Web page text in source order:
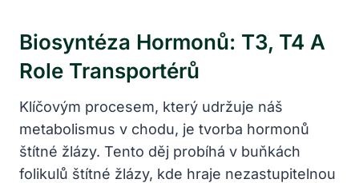
Biosyntéza Hormonů: T3, T4 A
Role Transportérů
Klíčovým procesem, který udržuje náš
metabolismus v chodu, je tvorba hormonů
štítné žlázy. Tento děj probíhá v buňkách
folikulů štítné žlázy, kde hraje nezastupitelnou